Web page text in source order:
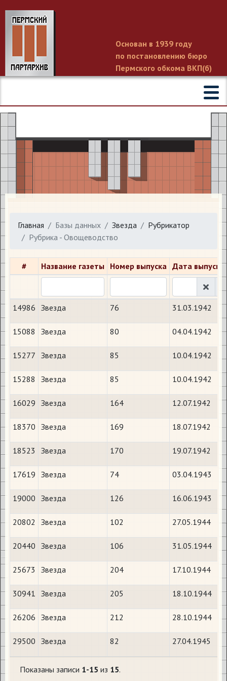
Основан в 1939 году
по постановлению бюро
Пермского обкома ВКП(б)
Главная Базы данных Звезда
Рубрикатор
Рубрика - Овощеводство
# Название газеты Номер выпуска Дата выпуска
14986 Звезда 76 31.03.1942
15088 Звезда 80 04.04.1942
15277 Звезда 85 10.04.1942
15288 Звезда 85 10.04.1942
16029 Звезда 164 12.07.1942
18370 Звезда 169 18.07.1942
18523 Звезда 170 19.07.1942
17619 Звезда 74 03.04.1943
19000 Звезда 126 16.06.1943
20802 Звезда 102 27.05.1944
20440 Звезда 106 31.05.1944
25673 Звезда 204 17.10.1944
30941 Звезда 205 18.10.1944
26206 Звезда 212 28.10.1944
29500 Звезда 82 27.04.1945
Показаны записи 1-15 из 15.